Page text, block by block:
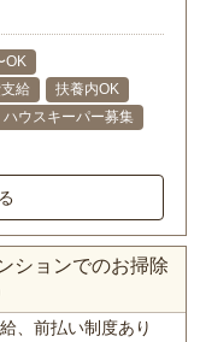
OK
給
扶養内OK
ハウスキーパー募集
ションでのお掃除
給、前払い制度あり